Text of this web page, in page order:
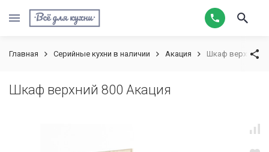
Главная Серийные кухни в наличии Акация Шкаф верхний
Шкаф верхний 800 Акация